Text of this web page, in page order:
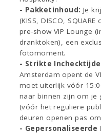
- Pakketinhoud: Je
(KISS, DISCO,
pre-show VIP Lounge
dranktoken), een
fotomoment.
- Strikte
Amsterdam opent de
moet uiterlijk vóór
naar binnen zijn om je
(vóór het reguliere
deuren openen pas
- Gepersonaliseerde